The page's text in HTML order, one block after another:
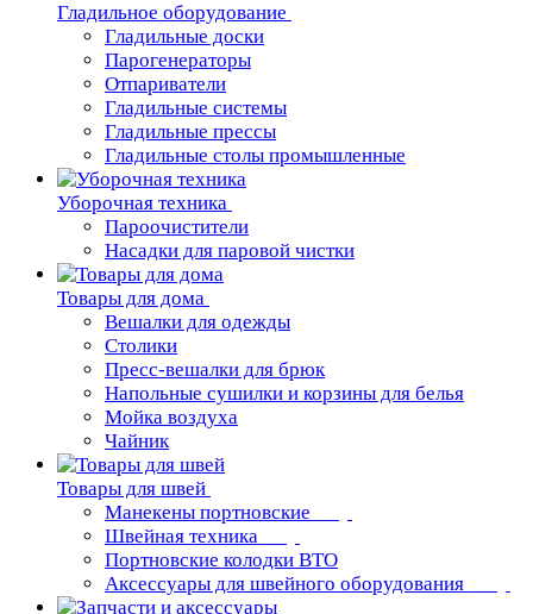
Гладильное оборудование
Гладильные доски
Парогенераторы
Отпариватели
Гладильные системы
Гладильные прессы
Гладильные столы промышленные
Уборочная техника
Пароочистители
Насадки для паровой чистки
Товары для дома
Вешалки для одежды
Столики
Пресс-вешалки для брюк
Напольные сушилки и корзины для белья
Мойка воздуха
Чайник
Товары для швей
Манекены портновские
Швейная техника
Портновские колодки ВТО
Аксессуары для швейного оборудования